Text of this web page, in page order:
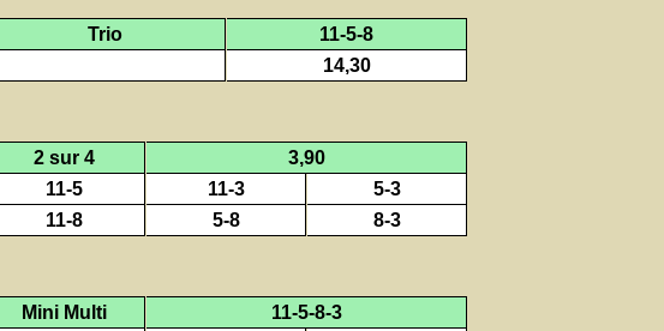
Trio
11-5-8
14,30
2 sur 4
3,90
11-5
11-3
5-3
11-8
5-8 8-3
Mini Multi
11-5-8-3